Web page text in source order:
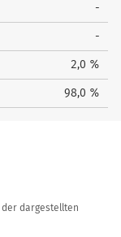
-
-
2,0 %
98,0 %
der dargestellten